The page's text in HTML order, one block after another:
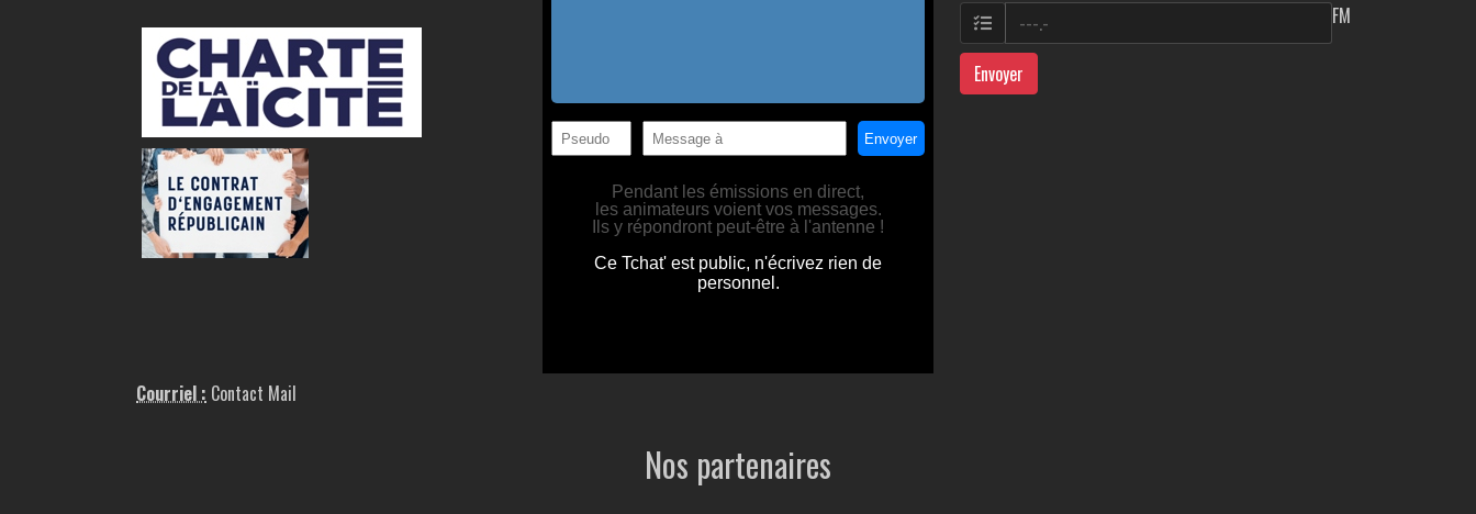
Courriel : Contact Mail
FM
Envoyer
Nos partenaires